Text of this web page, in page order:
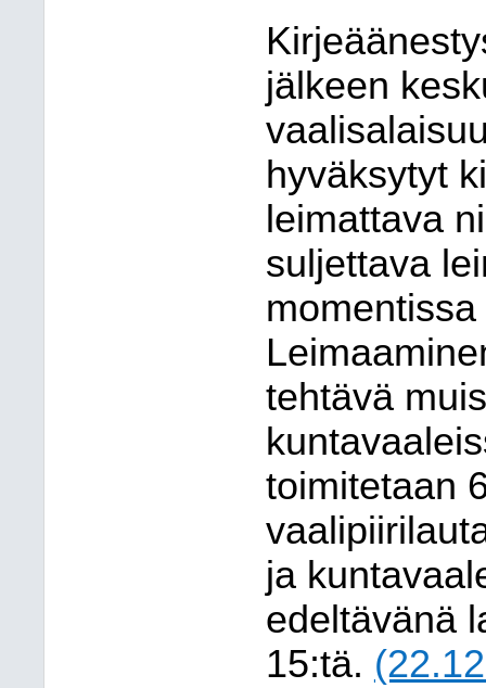
jälkeen
hyväksytyt
leimattava
suljettava
tehtävä
toimitetaan
ja
edeltävänä
15:tä.